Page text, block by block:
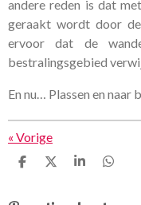
andere reden is dat
geraakt wordt door
ervoor dat de
bestralingsgebied
En nu… Plassen en naar
« Vorige
D
D
S
D